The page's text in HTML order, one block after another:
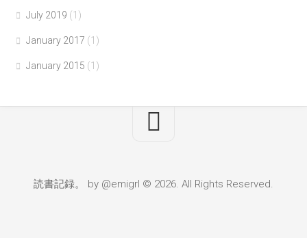
July 2019 (1)
January 2017 (1)
January 2015 (1)
読書記録。 by @emigrl © 2026. All Rights Reserved.